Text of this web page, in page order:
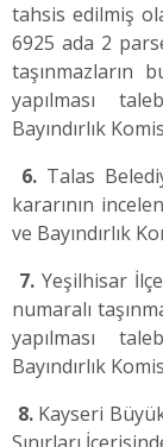
tahsis edilmiş
6925 ada 2
taşınmazların
yapılması
Bayındırlık
6. Talas
kararının
ve Bayındırlık
7.Yeşilhisar
numaralı
yapılması
Bayındırlık
8. Kayseri